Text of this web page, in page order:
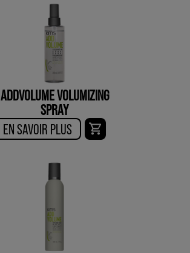
ADDVOLUME VOLUMIZING
SPRAY
EN SAVOIR PLUS